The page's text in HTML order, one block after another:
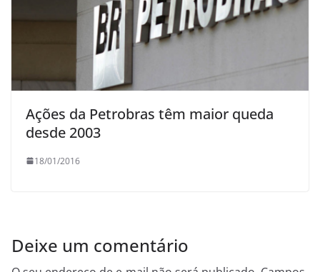
Ações da Petrobras têm maior queda
desde 2003
18/01/2016
Deixe um comentário